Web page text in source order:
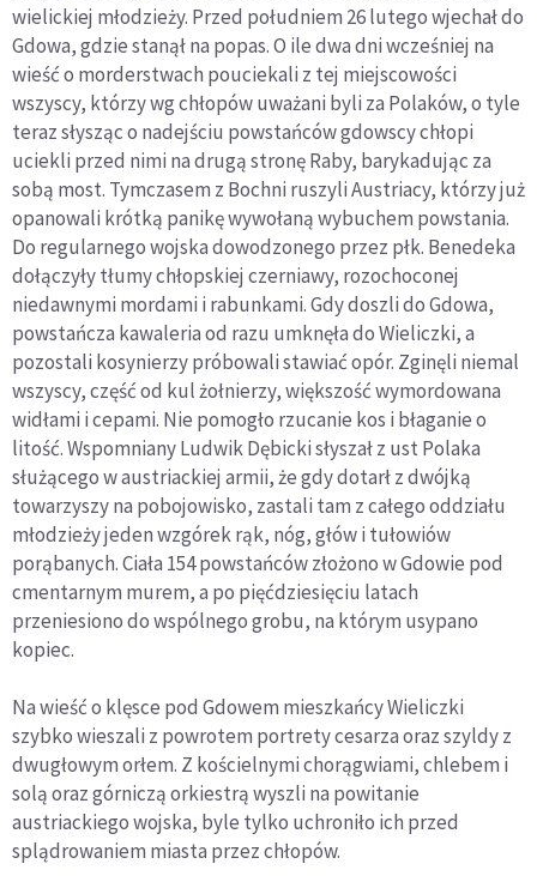
wielickiej młodzieży. Przed południem 26 lutego wjechał do
Gdowa, gdzie stanął na popas. O ile dwa dni wcześniej na
wieść o morderstwach pouciekali z tej miejscowości
wszyscy, którzy wg chłopów uważani byli za Polaków, o tyle
teraz słysząc o nadejściu powstańców gdowscy chłopi
uciekli przed nimi na drugą stronę Raby, barykadując za
sobą most. Tymczasem z Bochni ruszyli Austriacy, którzy już
opanowali krótką panikę wywołaną wybuchem powstania.
Do regularnego wojska dowodzonego przez płk. Benedeka
dołączyły tłumy chłopskiej czerniawy, rozochoconej
niedawnymi mordami i rabunkami. Gdy doszli do Gdowa,
powstańcza kawaleria od razu umknęła do Wieliczki, a
pozostali kosynierzy próbowali stawiać opór. Zginęli niemal
wszyscy, część od kul żołnierzy, większość wymordowana
widłami i cepami. Nie pomogło rzucanie kos i błaganie o
litość. Wspomniany Ludwik Dębicki słyszał z ust Polaka
służącego w austriackiej armii, że gdy dotarł z dwójką
towarzyszy na pobojowisko, zastali tam z całego oddziału
młodzieży jeden wzgórek rąk, nóg, głów i tułowiów
porąbanych. Ciała 154 powstańców złożono w Gdowie pod
cmentarnym murem, a po pięćdziesięciu latach
przeniesiono do wspólnego grobu, na którym usypano
kopiec.
Na wieść o klęsce pod Gdowem mieszkańcy Wieliczki
szybko wieszali z powrotem portrety cesarza oraz szyldy z
dwugłowym orłem. Z kościelnymi chorągwiami, chlebem i
solą oraz górniczą orkiestrą wyszli na powitanie
austriackiego wojska, byle tylko uchroniło ich przed
splądrowaniem miasta przez chłopów.